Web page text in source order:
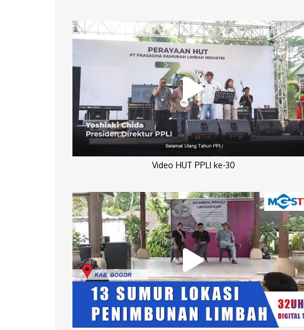
Video HUT PPLI ke-30